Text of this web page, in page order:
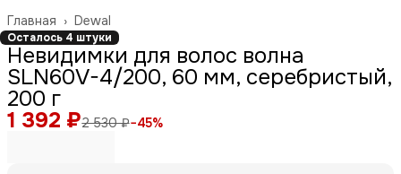
Dewal
Главная ›
Осталось 4 штуки
Невидимки для волос волна
SLN60V-4/200, 60 мм, серебристый,
200 г
1 392 ₽2 530 ₽−45%